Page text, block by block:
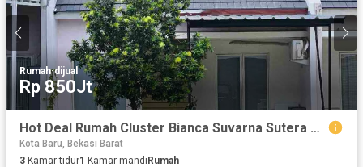
Rumah·dijual
Rp 850Jt
Hot Deal Rumah Cluster Bianca Suvarna Sutera Siap Huni dan Renovasi
Kota Baru, Bekasi Barat
3 Kamar tidur1 Kamar mandiRumah